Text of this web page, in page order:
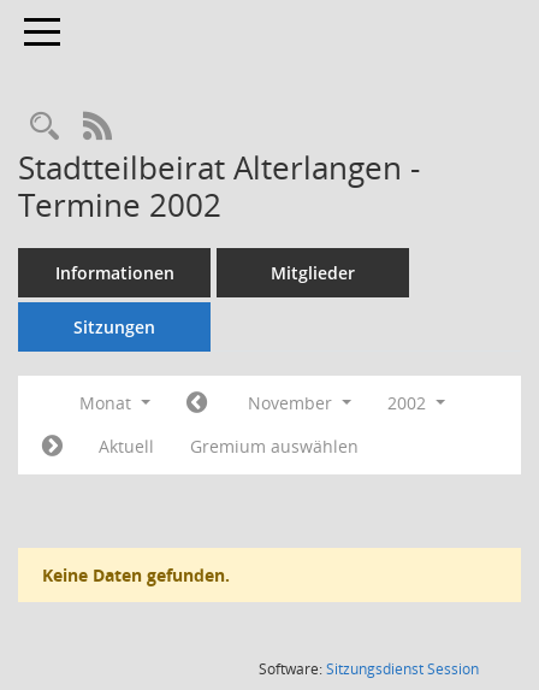
Toggle navigation
Rechercheauswahl
RSS-Feed
Stadtteilbeirat Alterlangen -
Termine 2002
Informationen Mitglieder
Sitzungen
Monat November
2002
Aktuell
Gremium auswählen
Keine Daten gefunden.
Software:SitzungsdienstSession(Wird in